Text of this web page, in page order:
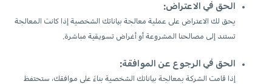
الحق في الاعتراض:
يحق لك الاعتراض على عملية معالجة بياناتك الشخصية إذا كانت المعالجة
تستند إلى مصالحنا المشروعة أو أغراض تسويقية مباشرة.
الحق في الرجوع عن الموافقة:
إذا قامت الشركة بمعالجة بياناتك الشخصية بناءً على موافقك، ستحتفظ